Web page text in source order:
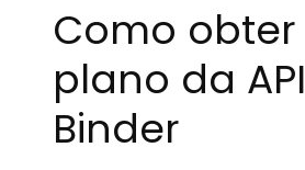
Como obter
plano da
Binder